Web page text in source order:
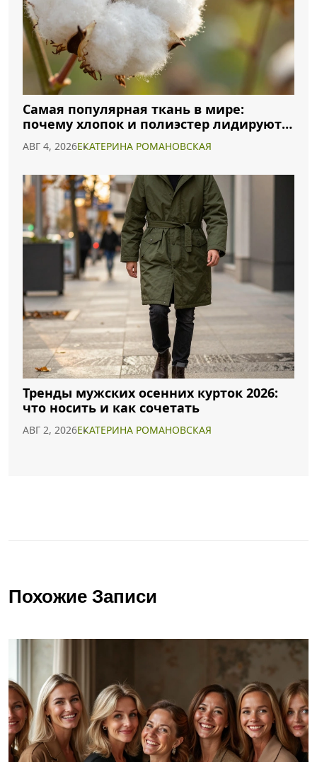
Самая популярная ткань в мире:
почему хлопок и полиэстер лидируют в
АВГ 4, 2026ЕКАТЕРИНА РОМАНОВСКАЯ
Тренды мужских осенних курток 2026:
что носить и как сочетать
АВГ 2, 2026ЕКАТЕРИНА РОМАНОВСКАЯ
Похожие Записи